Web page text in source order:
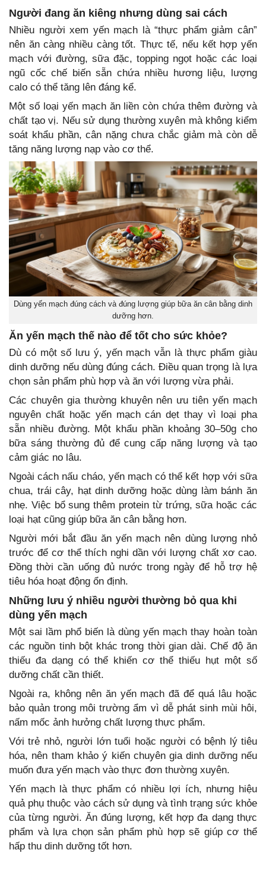
Người đang ăn kiêng nhưng dùng sai cách
Nhiều người xem yến mạch là “thực phẩm giảm cân”
nên ăn càng nhiều càng tốt. Thực tế, nếu kết hợp yến
mạch với đường, sữa đặc, topping ngọt hoặc các loại
ngũ cốc chế biến sẵn chứa nhiều hương liệu, lượng
calo có thể tăng lên đáng kể.
Một số loại yến mạch ăn liền còn chứa thêm đường và
chất tạo vị. Nếu sử dụng thường xuyên mà không kiểm
soát khẩu phần, cân nặng chưa chắc giảm mà còn dễ
tăng năng lượng nạp vào cơ thể.
Dùng yến mạch đúng cách và đúng lượng giúp bữa ăn cân bằng dinh
dưỡng hơn.
Ăn yến mạch thế nào để tốt cho sức khỏe?
Dù có một số lưu ý, yến mạch vẫn là thực phẩm giàu
dinh dưỡng nếu dùng đúng cách. Điều quan trọng là lựa
chọn sản phẩm phù hợp và ăn với lượng vừa phải.
Các chuyên gia thường khuyên nên ưu tiên yến mạch
nguyên chất hoặc yến mạch cán dẹt thay vì loại pha
sẵn nhiều đường. Một khẩu phần khoảng 30–50g cho
bữa sáng thường đủ để cung cấp năng lượng và tạo
cảm giác no lâu.
Ngoài cách nấu cháo, yến mạch có thể kết hợp với sữa
chua, trái cây, hạt dinh dưỡng hoặc dùng làm bánh ăn
nhẹ. Việc bổ sung thêm protein từ trứng, sữa hoặc các
loại hạt cũng giúp bữa ăn cân bằng hơn.
Người mới bắt đầu ăn yến mạch nên dùng lượng nhỏ
trước để cơ thể thích nghi dần với lượng chất xơ cao.
Đồng thời cần uống đủ nước trong ngày để hỗ trợ hệ
tiêu hóa hoạt động ổn định.
Những lưu ý nhiều người thường bỏ qua khi
dùng yến mạch
Một sai lầm phổ biến là dùng yến mạch thay hoàn toàn
các nguồn tinh bột khác trong thời gian dài. Chế độ ăn
thiếu đa dạng có thể khiến cơ thể thiếu hụt một số
dưỡng chất cần thiết.
Ngoài ra, không nên ăn yến mạch đã để quá lâu hoặc
bảo quản trong môi trường ẩm vì dễ phát sinh mùi hôi,
nấm mốc ảnh hưởng chất lượng thực phẩm.
Với trẻ nhỏ, người lớn tuổi hoặc người có bệnh lý tiêu
hóa, nên tham khảo ý kiến chuyên gia dinh dưỡng nếu
muốn đưa yến mạch vào thực đơn thường xuyên.
Yến mạch là thực phẩm có nhiều lợi ích, nhưng hiệu
quả phụ thuộc vào cách sử dụng và tình trạng sức khỏe
của từng người. Ăn đúng lượng, kết hợp đa dạng thực
phẩm và lựa chọn sản phẩm phù hợp sẽ giúp cơ thể
hấp thu dinh dưỡng tốt hơn.